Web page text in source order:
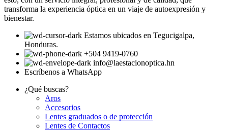
transforma la experiencia óptica en un viaje de autoexpresión y
bienestar.
Estamos ubicados en Tegucigalpa,
Honduras.
+504 9419-0760
info@laestacionoptica.hn
Escríbenos a WhatsApp
¿Qué buscas?
Aros
Accesorios
Lentes graduados o de protección
Lentes de Contactos